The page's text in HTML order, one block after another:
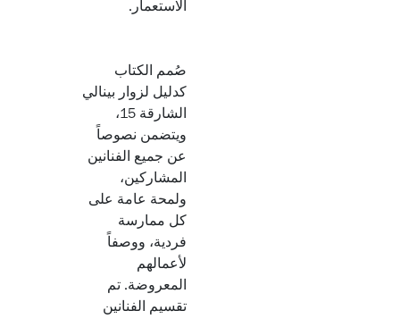
الاستعمار.
صُمم الكتاب
كدليل لزوار بينالي
الشارقة 15،
ويتضمن نصوصاً
عن جميع الفنانين
المشاركين،
ولمحة عامة على
كل ممارسة
فردية، ووصفاً
لأعمالهم
المعروضة. تم
تقسيم الفنانين